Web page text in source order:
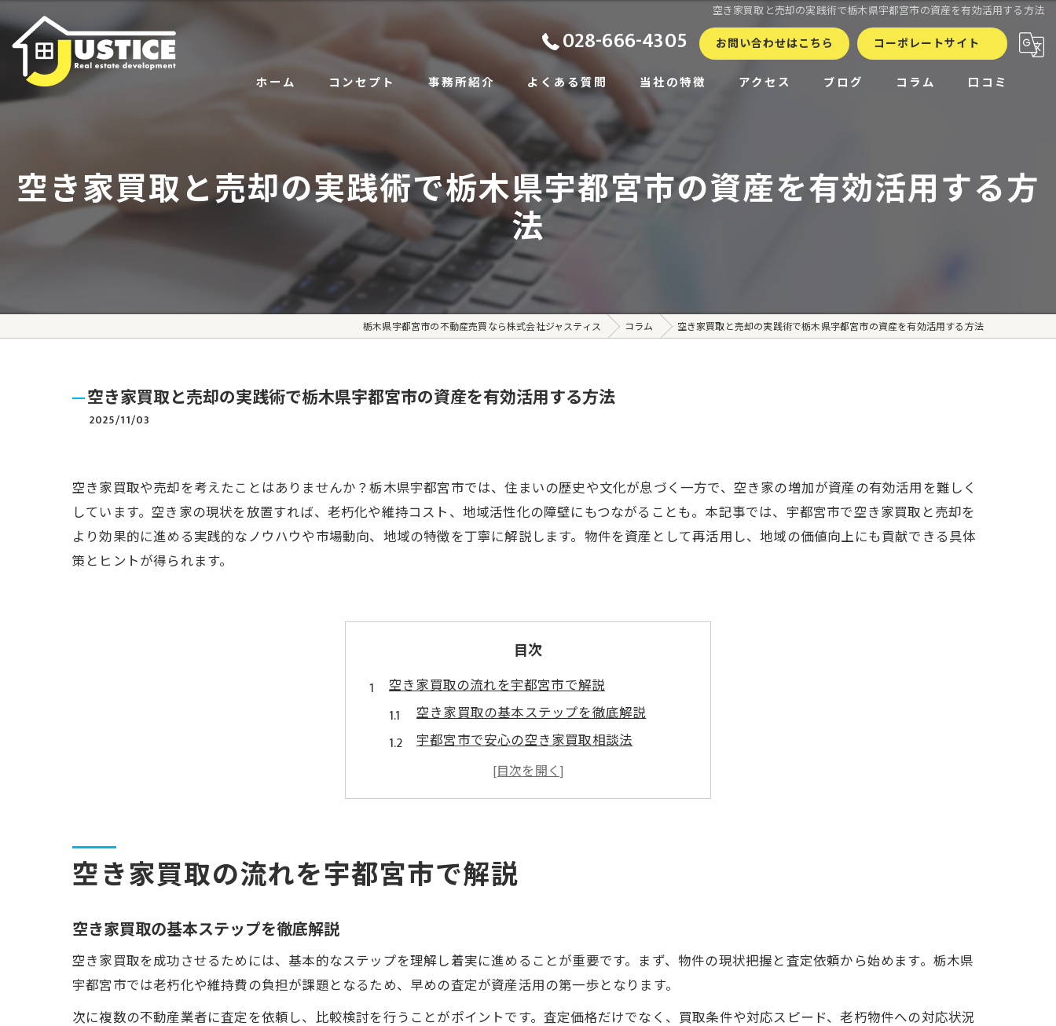
空き家買取と売却の実践術で栃木県宇都宮市の資産を有効活用する方法
028-666-4305 お問い合わせはこちら コーポレートサイト
ホーム コンセプト
代表あいさつ
事務所紹介 よくある質問 当社の特徴
土地
戸建て
アクセス ブログ コラム 口コミ
空き家買取と売却の実践術で栃木県宇都宮市の資産を有効活用する方
法
栃木県宇都宮市の不動産売買なら株式会社ジャスティス コラム 空き家買取と売却の実践術で栃木県宇都宮市の資産を有効活用する方法
空き家買取と売却の実践術で栃木県宇都宮市の資産を有効活用する方法
2025/11/03
空き家買取や売却を考えたことはありませんか？栃木県宇都宮市では、住まいの歴史や文化が息づく一方で、空き家の増加が資産の有効活用を難しく
しています。空き家の現状を放置すれば、老朽化や維持コスト、地域活性化の障壁にもつながることも。本記事では、宇都宮市で空き家買取と売却を
より効果的に進める実践的なノウハウや市場動向、地域の特徴を丁寧に解説します。物件を資産として再活用し、地域の価値向上にも貢献できる具体
策とヒントが得られます。
目次
空き家買取の流れを宇都宮市で解説
空き家買取の基本ステップを徹底解説
宇都宮市で安心の空き家買取相談法
空き家買取業者おすすめの選び方ポイント
空き家買取専門サービスのメリットとは
空き家買取で資産価値を最大限に引き出す
空き家対策フル活用ドットコムを使いこなす
空き家買取の成功事例から学ぶ資産活用
売却と空き家買取の違いを整理しよう
空き家買取の流れを宇都宮市で解説
空き家買取の基本ステップを徹底解説
空き家買取を成功させるためには、基本的なステップを理解し着実に進めることが重要です。まず、物件の現状把握と査定依頼から始めます。栃木県
宇都宮市では老朽化や維持費の負担が課題となるため、早めの査定が資産活用の第一歩となります。
次に複数の不動産業者に査定を依頼し、比較検討を行うことがポイントです。査定価格だけでなく、買取条件や対応スピード、老朽物件への対応状況